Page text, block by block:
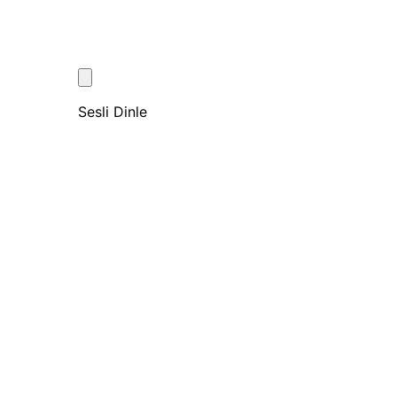
Sesli Dinle